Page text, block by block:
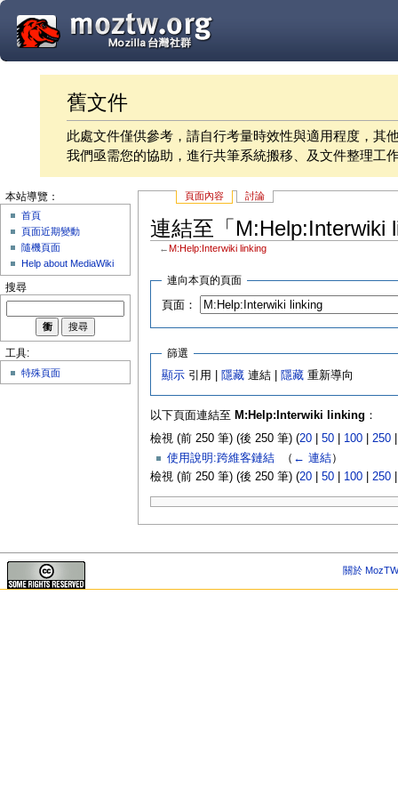
舊文件
此處文件僅供參考，請自行考量時效性與適用程度，其
我們亟需您的協助，進行共筆系統搬移、及文件整理工
頁面內容 討論
連結至「M:Help:Interwiki
← M:Help:Interwiki linking
連向本頁的頁面
頁面：
篩選
顯示 引用 | 隱藏 連結 | 隱藏 重新導向
以下頁面連結至 M:Help:Interwiki linking ：
檢視 (前 250 筆) (後 250 筆) (20| 50| 100| 250
使用說明:跨維客鏈結‎ （ ← 連結）
檢視 (前 250 筆) (後 250 筆) (20| 50| 100| 250
本站導覽：
首頁
頁面近期變動
隨機頁面
Help about MediaWiki
搜尋
工具:
特殊頁面
關於